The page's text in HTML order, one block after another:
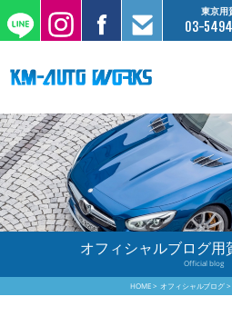
東京用
03-
在庫情報
オーダー
工場サー
保証につ
オフィシャルブログ用
Official blog
HOME オフィシャルブログ